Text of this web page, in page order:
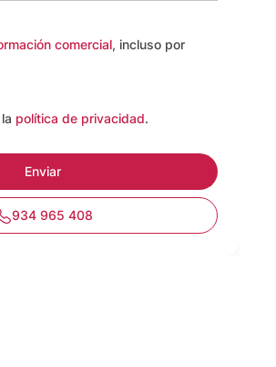
comercial, incluso por
la política de privacidad.
934 965 408